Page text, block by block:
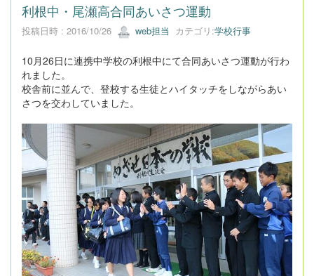
利根中・尾瀬高合同あいさつ運動
投稿日時 : 2016/10/26 web担当 カテゴリ:学校行事
10月26日に連携中学校の利根中にて合同あいさつ運動が行わ
れました。
校舎前に並んで、登校する生徒とハイタッチをしながらあい
さつを交わしていました。